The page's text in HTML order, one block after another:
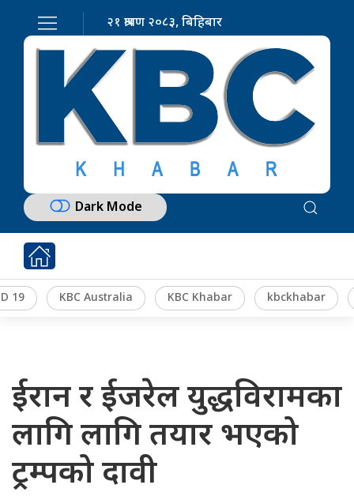
२१ श्रावण २०८३, बिहिबार
Dark Mode
19 KBC Australia KBC Khabar kbckhabar
ईरान र ईजरेल युद्धविरामका
लागि लागि तयार भएको
ट्रम्पको दावी